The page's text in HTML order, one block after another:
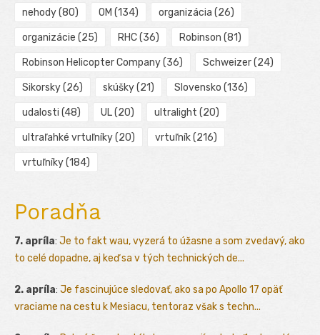
nehody(80) OM (134) organizácia (26)
organizácie (25) RHC(36) Robinson (81)
Robinson Helicopter Company(36) Schweizer(24)
Sikorsky(26) skúšky(21) Slovensko (136)
udalosti (48) UL(20) ultralight (20)
ultraľahké vrtuľníky(20) vrtuľník(216)
vrtuľníky(184)
Poradňa
7. apríla: Je to fakt wau, vyzerá to úžasne a som zvedavý, ako
to celé dopadne, aj keď sa v tých technických de...
2. apríla: Je fascinujúce sledovať, ako sa po Apollo 17 opäť
vraciame na cestu k Mesiacu, tentoraz však s techn...